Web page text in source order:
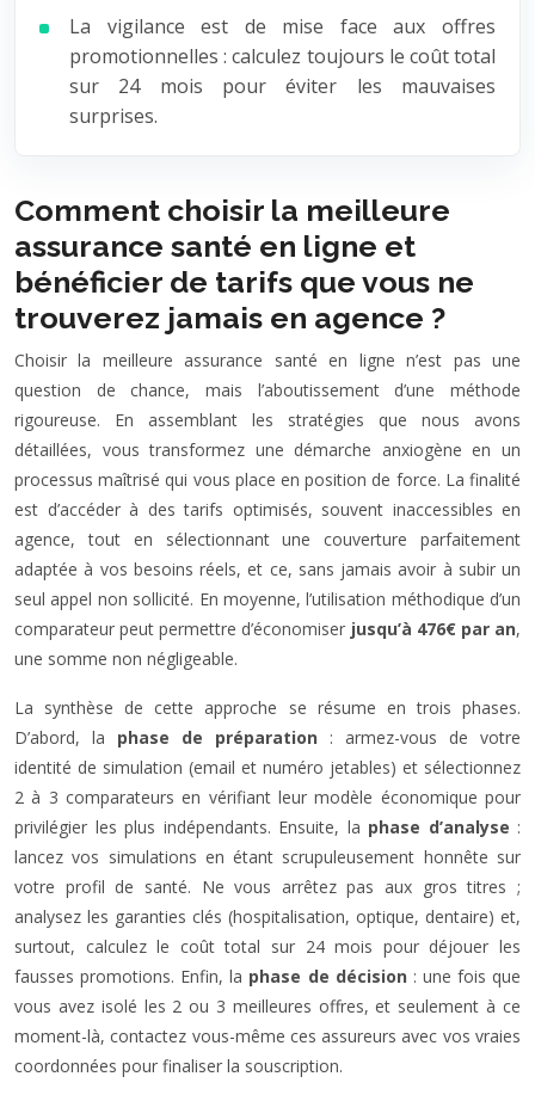
La vigilance est de mise face aux offres
promotionnelles : calculez toujours le coût total
sur 24 mois pour éviter les mauvaises
surprises.
Comment choisir la meilleure
assurance santé en ligne et
bénéficier de tarifs que vous ne
trouverez jamais en agence ?
Choisir la meilleure assurance santé en ligne n’est pas une
question de chance, mais l’aboutissement d’une méthode
rigoureuse. En assemblant les stratégies que nous avons
détaillées, vous transformez une démarche anxiogène en un
processus maîtrisé qui vous place en position de force. La finalité
est d’accéder à des tarifs optimisés, souvent inaccessibles en
agence, tout en sélectionnant une couverture parfaitement
adaptée à vos besoins réels, et ce, sans jamais avoir à subir un
seul appel non sollicité. En moyenne, l’utilisation méthodique d’un
comparateur peut permettre d’économiser jusqu’à 476€ par an,
une somme non négligeable.
La synthèse de cette approche se résume en trois phases.
D’abord, la phase de préparation : armez-vous de votre
identité de simulation (email et numéro jetables) et sélectionnez
2 à 3 comparateurs en vérifiant leur modèle économique pour
privilégier les plus indépendants. Ensuite, la phase d’analyse :
lancez vos simulations en étant scrupuleusement honnête sur
votre profil de santé. Ne vous arrêtez pas aux gros titres ;
analysez les garanties clés (hospitalisation, optique, dentaire) et,
surtout, calculez le coût total sur 24 mois pour déjouer les
fausses promotions. Enfin, la phase de décision : une fois que
vous avez isolé les 2 ou 3 meilleures offres, et seulement à ce
moment-là, contactez vous-même ces assureurs avec vos vraies
coordonnées pour finaliser la souscription.